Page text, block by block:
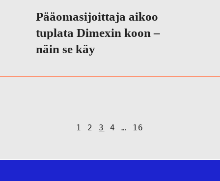
Pääomasijoittaja aikoo
tuplata Dimexin koon –
näin se käy
A
1 2 3 4 … 16